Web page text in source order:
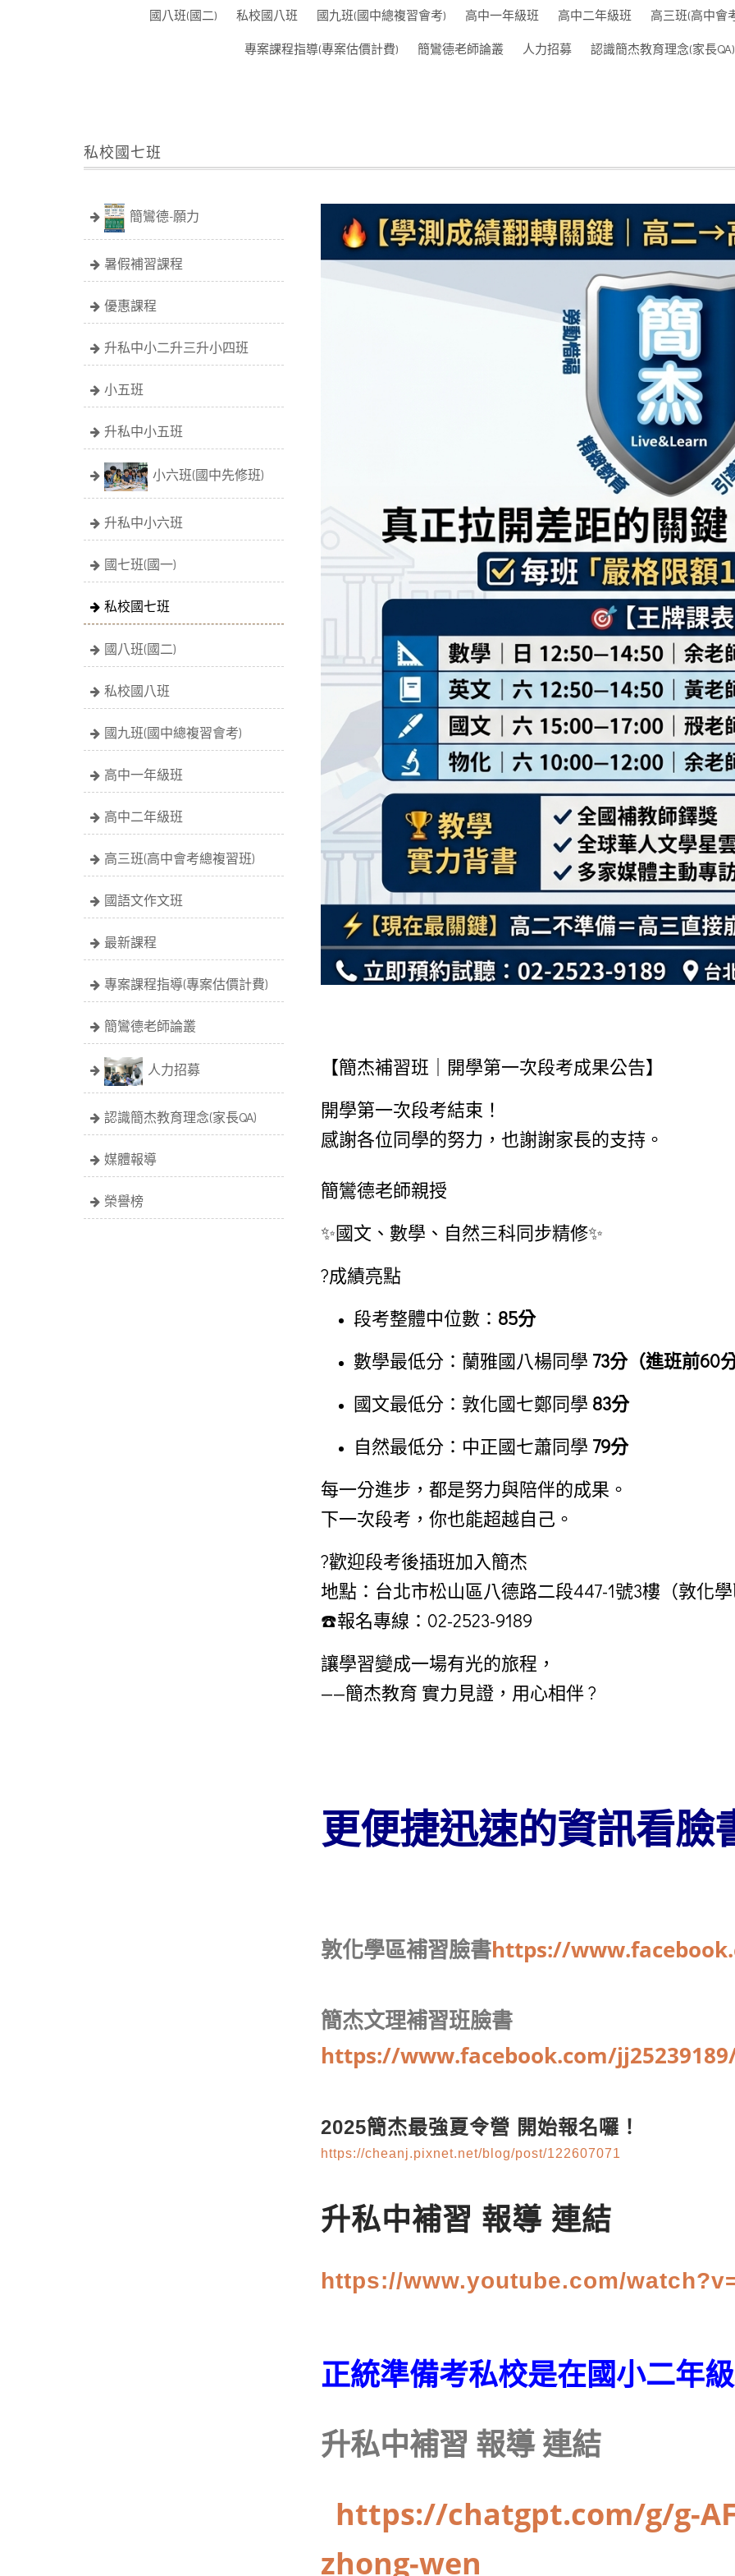
國八班(國二) 私校國八班 國九班(國中總複習會考) 高中一年級班 高中二年級班 高三班(高中會
專案課程指導(專案估價計費) 簡鸞德老師論叢 人力招募 認識簡杰教育理念(家長QA)
私校國七班
簡鸞德-願力
暑假補習課程
優惠課程
升私中小二升三升小四班
小五班
升私中小五班
小六班(國中先修班)
升私中小六班
國七班(國一)
私校國七班
國八班(國二)
私校國八班
國九班(國中總複習會考)
高中一年級班
高中二年級班
高三班(高中會考總複習班)
國語文作文班
最新課程
專案課程指導(專案估價計費)
簡鸞德老師論叢
人力招募
認識簡杰教育理念(家長QA)
媒體報導
榮譽榜
【簡杰補習班｜開學第一次段考成果公告】
開學第一次段考結束！
感謝各位同學的努力，也謝謝家長的支持。
簡鸞德老師親授
✨國文、數學、自然三科同步精修✨
?成績亮點
段考整體中位數： 85分
數學最低分：蘭雅國八楊同學 73分（進班前60
國文最低分：敦化國七鄭同學 83分
自然最低分：中正國七蕭同學 79分
每一分進步，都是努力與陪伴的成果。
下一次段考，你也能超越自己。
?歡迎段考後插班加入簡杰
地點：台北市松山區八德路二段447-1號3樓（敦化
☎️報名專線：02-2523-9189
讓學習變成一場有光的旅程，
——簡杰教育 實力見證，用心相伴 ?
更便捷迅速的資訊看臉
敦化學區補習臉書https://
簡杰文理補習班臉書
https://www.facebook.com/
2025簡杰最強夏令營 開始報名囉！
https://cheanj.pixnet.net/blog/post/122607071
升私中補習 報導 連結
https://www.youtube.com/
正統準備考私校是在國小二年
升私中補習 報導 連結
https://chatgpt.com/g/g-
zhong-wen